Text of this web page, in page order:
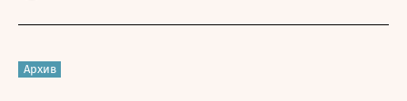
Архив